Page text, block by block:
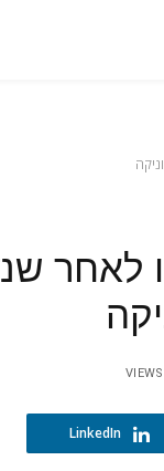
לאחר
VIEWS
LinkedIn